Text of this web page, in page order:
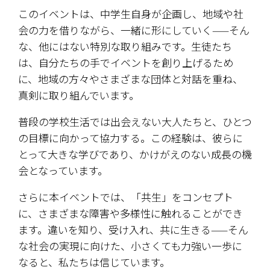
このイベントは、中学生自身が企画し、地域や社
会の力を借りながら、一緒に形にしていく——そん
な、他にはない特別な取り組みです。生徒たち
は、自分たちの手でイベントを創り上げるため
に、地域の方々やさまざまな団体と対話を重ね、
真剣に取り組んでいます。
普段の学校生活では出会えない大人たちと、ひとつ
の目標に向かって協力する。この経験は、彼らに
とって大きな学びであり、かけがえのない成長の機
会となっています。
さらに本イベントでは、「共生」をコンセプト
に、さまざまな障害や多様性に触れることができ
ます。違いを知り、受け入れ、共に生きる——そん
な社会の実現に向けた、小さくても力強い一歩に
なると、私たちは信じています。